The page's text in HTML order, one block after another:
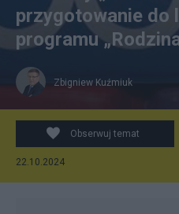
przygotowanie do
programu
Zbigniew Kuźmiuk
Obserwuj temat
22.10.2024